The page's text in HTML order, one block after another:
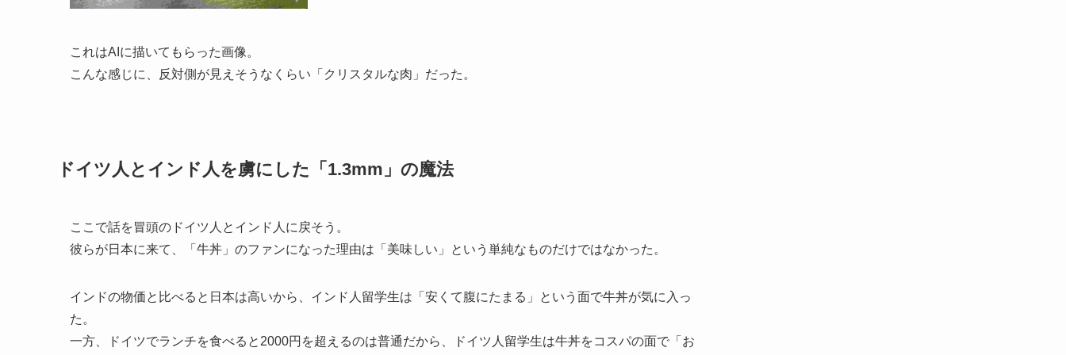
これはAIに描いてもらった画像。
こんな感じに、反対側が見えそうなくらい「クリスタルな肉」だった。
ドイツ人とインド人を虜にした「1.3mm」の魔法
ここで話を冒頭のドイツ人とインド人に戻そう。
彼らが日本に来て、「牛丼」のファンになった理由は「美味しい」という単純なものだけではなかった。
インドの物価と比べると日本は高いから、インド人留学生は「安くて腹にたまる」という面で牛丼が気に入っ
た。
一方、ドイツでランチを食べると2000円を超えるのは普通だから、ドイツ人留学生は牛丼をコスパの面で「お